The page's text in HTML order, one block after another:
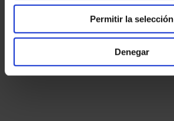
Permitir la selección
Denegar